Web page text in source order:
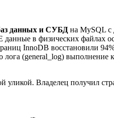
данных и СУБД на MySQL
в физических файлах
InnoDB восстановили
(general_log)
уликой. Владелец получил